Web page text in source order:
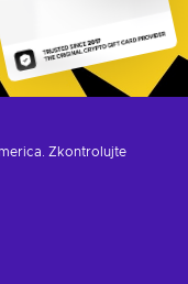
Zkontrolujte